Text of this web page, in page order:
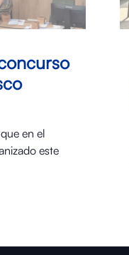
en el
este